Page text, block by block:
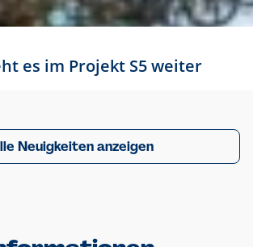
es im Projekt S5 weiter
Neuigkeiten anzeigen